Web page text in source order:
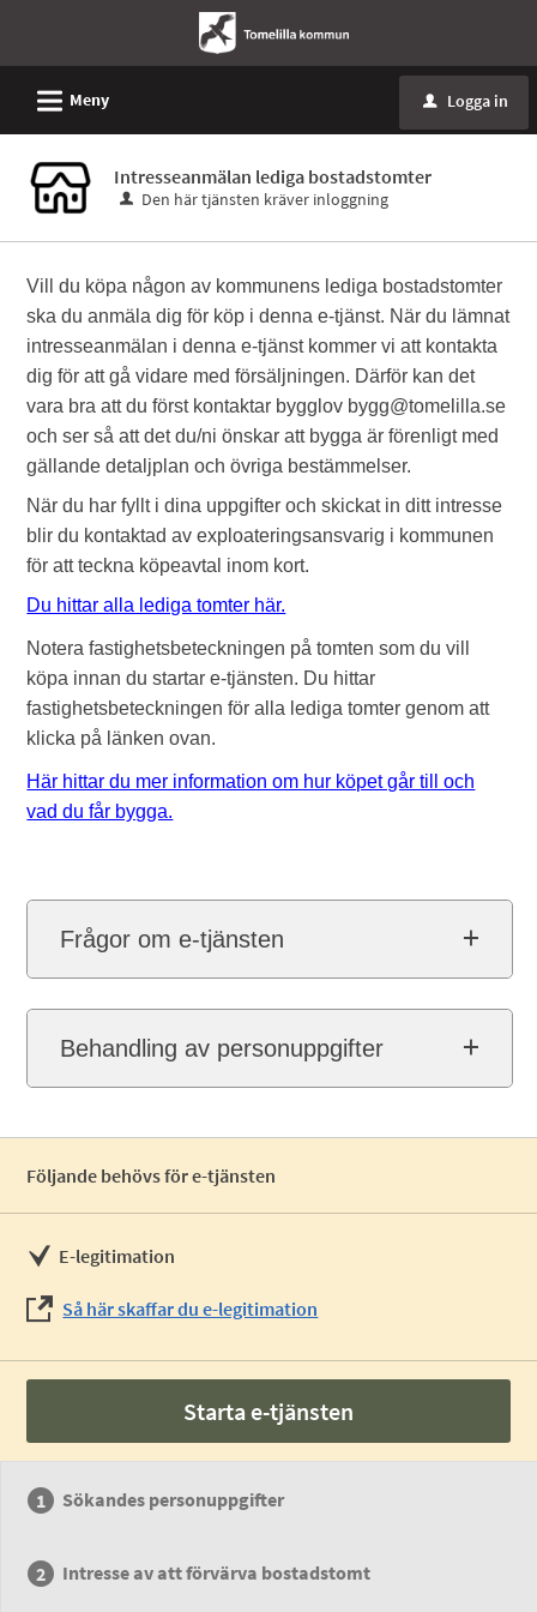
L Meny u Logga in
Intresseanmälan lediga bostadstomter
Den här tjänsten kräver inloggning
Vill du köpa någon av kommunens lediga bostadstomter
ska du anmäla dig för köp i denna e-tjänst. När du lämnat
intresseanmälan i denna e-tjänst kommer vi att kontakta
dig för att gå vidare med försäljningen. Därför kan det
vara bra att du först kontaktar bygglov bygg@tomelilla.se
och ser så att det du/ni önskar att bygga är förenligt med
gällande detaljplan och övriga bestämmelser.
När du har fyllt i dina uppgifter och skickat in ditt intresse
blir du kontaktad av exploateringsansvarig i kommunen
för att teckna köpeavtal inom kort.
Du hittar alla lediga tomter här.
Notera fastighetsbeteckningen på tomten som du vill
köpa innan du startar e-tjänsten. Du hittar
fastighetsbeteckningen för alla lediga tomter genom att
klicka på länken ovan.
Här hittar du mer information om hur köpet går till och
vad du får bygga.
Frågor om e-tjänsten
Behandling av personuppgifter
Följande behövs för e-tjänsten
E-legitimation
Så här skaffar du e-legitimation
Starta e-tjänsten
Sökandes personuppgifter
Intresse av att förvärva bostadstomt